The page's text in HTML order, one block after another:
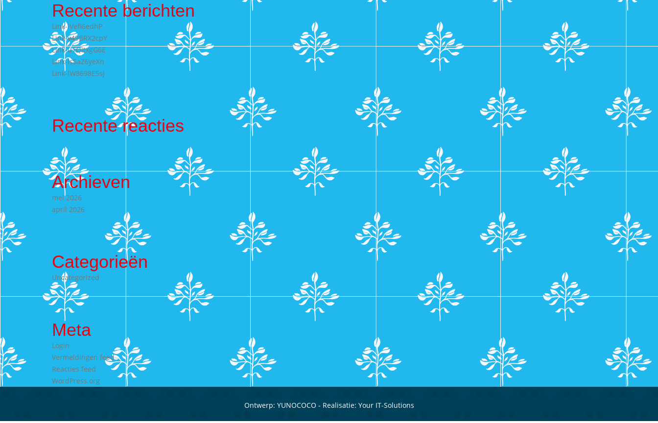
Recente berichten
Link-lVefI6edhP
Link-v49BRX2cpY
Link-u1QItxgG6E
Link-IsSaZ6yeXn
Link-lW8698E5sJ
Recente reacties
Archieven
mei 2026
april 2026
Categorieën
Uncategorized
Meta
Login
Vermeldingen feed
Reacties feed
WordPress.org
Ontwerp: YUNOCOCO - Realisatie: Your IT-Solutions